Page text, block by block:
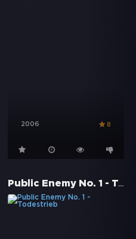
2006 8
Public Enemy No. 1 - Todestrieb